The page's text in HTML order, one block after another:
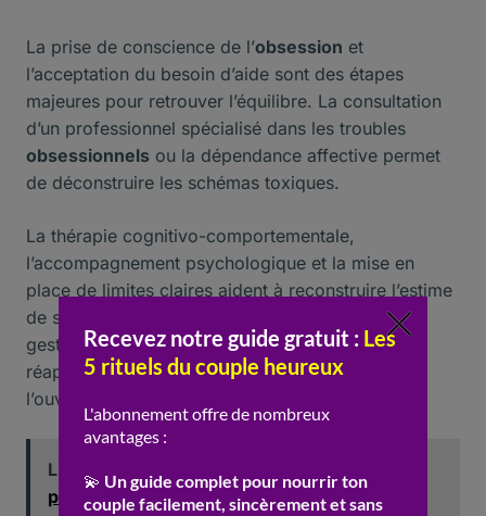
La prise de conscience de l’obsession et
l’acceptation du besoin d’aide sont des étapes
majeures pour retrouver l’équilibre. La consultation
d’un professionnel spécialisé dans les troubles
obsessionnels ou la dépendance affective permet
de déconstruire les schémas toxiques.
La thérapie cognitivo-comportementale,
l’accompagnement psychologique et la mise en
place de limites claires aident à reconstruire l’estime
de soi et à réapprendre l’autonomie affective. La
gestion de latoxicitépasse de même par la
réappropriation de ses propres besoins et
l’ouverture à des relations plus saines.
Lire aussi :
pas commettre